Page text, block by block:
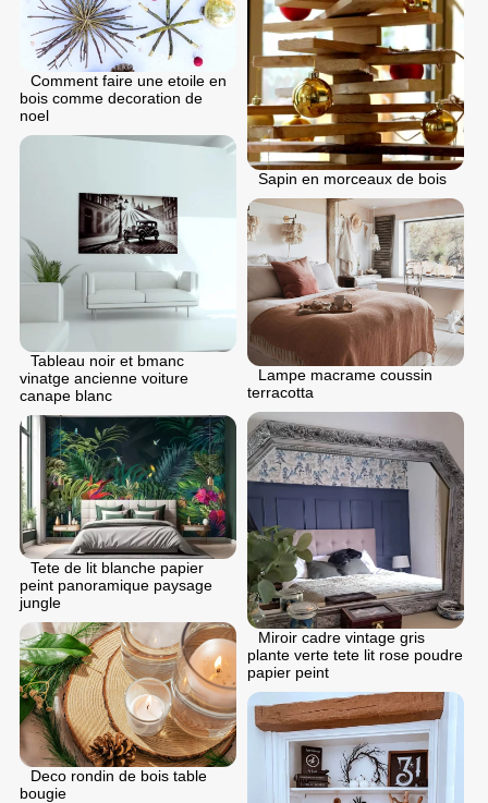
Sapin en morceaux de bois
Comment faire une etoile en
bois comme decoration de
noel
Tableau noir et bmanc
vinatge ancienne voiture
canape blanc
Lampe macrame coussin
terracotta
Miroir cadre vintage gris
plante verte tete lit rose poudre
papier peint
Tete de lit blanche papier
peint panoramique paysage
jungle
Deco rondin de bois table
bougie